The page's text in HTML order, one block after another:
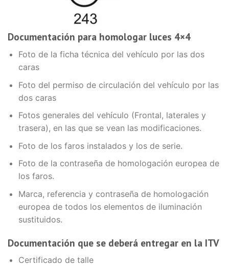
Documentación para homologar luces 4×4
Foto de la ficha técnica del vehículo por las dos
caras
Foto del permiso de circulación del vehículo por las
dos caras
Fotos generales del vehículo (Frontal, laterales y
trasera), en las que se vean las modificaciones.
Foto de los faros instalados y los de serie.
Foto de la contraseña de homologación europea de
los faros.
Marca, referencia y contraseña de homologación
europea de todos los elementos de iluminación
sustituidos.
Documentación que se deberá entregar en la ITV
Certificado de talle